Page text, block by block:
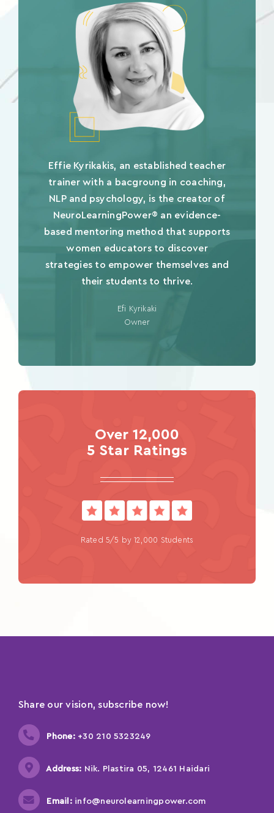
Effie Kyrikakis, an established teacher
trainer with a bacgroung in coaching,
NLP and psychology, is the creator of
NeuroLearningPower® an evidence-
based mentoring method that supports
women educators to discover
strategies to empower themselves and
their students to thrive.
Efi Kyrikaki
Owner
Over 12,000
5 Star Ratings
Rated 5/5 by 12,000 Students
Share our vision, subscribe now!
Phone: +30 210 5323249
Address: Nik. Plastira 05, 12461 Haidari
Email: info@neurolearningpower.com